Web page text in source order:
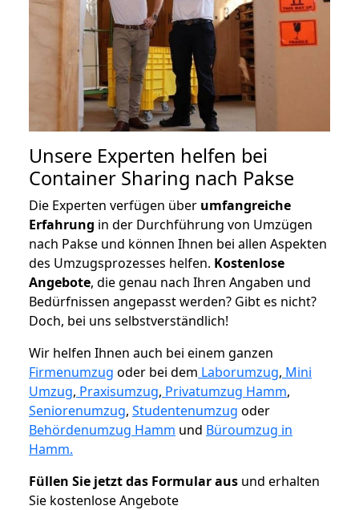
Unsere Experten helfen bei
Container Sharing nach Pakse
Die Experten verfügen über umfangreiche
Erfahrung in der Durchführung von Umzügen
nach Pakse und können Ihnen bei allen Aspekten
des Umzugsprozesses helfen. Kostenlose
Angebote, die genau nach Ihren Angaben und
Bedürfnissen angepasst werden? Gibt es nicht?
Doch, bei uns selbstverständlich!
Wir helfen Ihnen auch bei einem ganzen
Firmenumzug oder bei dem Laborumzug, Mini
Umzug, Praxisumzug, Privatumzug Hamm,
Seniorenumzug, Studentenumzug oder
Behördenumzug Hamm und Büroumzug in
Hamm.
Füllen Sie jetzt das Formular aus und erhalten
Sie kostenlose Angebote